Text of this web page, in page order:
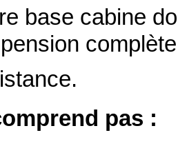
base cabine
pas :